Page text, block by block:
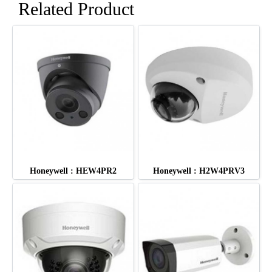
Related Product
Honeywell : HEW4PR2 Honeywell : H2W4PRV3